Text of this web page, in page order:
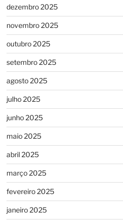
dezembro 2025
novembro 2025
outubro 2025
setembro 2025
agosto 2025
julho 2025
junho 2025
maio 2025
abril 2025
março 2025
fevereiro 2025
janeiro 2025